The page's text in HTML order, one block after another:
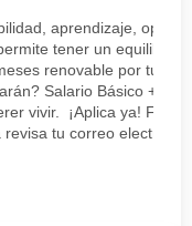
aprendizaje,
tener un equilibrio
renovable por tu
Salario Básico +
vivir. ¡Aplica ya!
tu correo